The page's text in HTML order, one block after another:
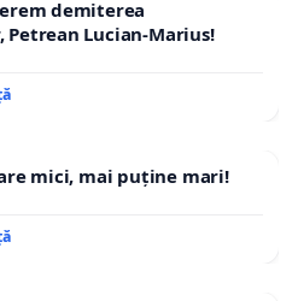
demiterea
Lucian-Marius!
mici, mai puține mari!